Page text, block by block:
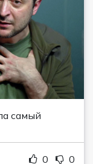
самый
0 0